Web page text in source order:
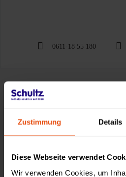
Zustimmung Details
Diese Webseite verwendet
Wir verwenden Cookies, um
0611-18 55 180